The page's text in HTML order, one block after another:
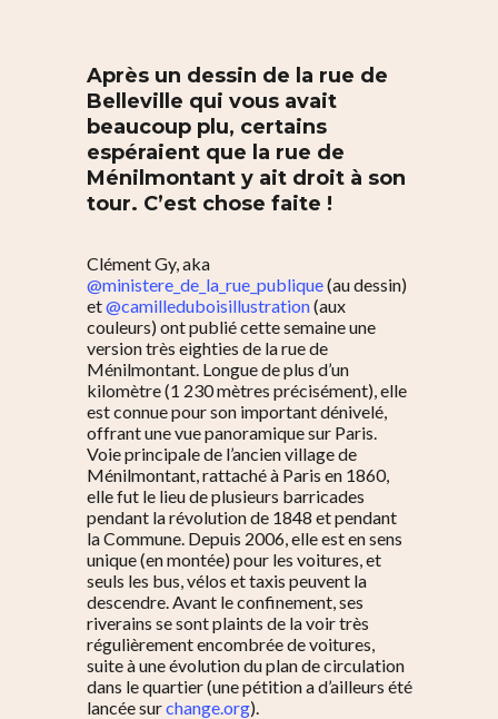
Après un dessin de la rue de
Belleville qui vous avait
beaucoup plu, certains
espéraient que la rue de
Ménilmontant y ait droit à son
tour. C’est chose faite !
Clément Gy, aka
@ministere_de_la_rue_publique(au dessin)
et@camilleduboisillustration(aux
couleurs) ont publié cette semaine une
version très eighties de la rue de
Ménilmontant. Longue de plus d’un
kilomètre (1 230 mètres précisément), elle
est connue pour son important dénivelé,
offrant une vue panoramique sur Paris.
Voie principale de l’ancien village de
Ménilmontant, rattaché à Paris en 1860,
elle fut le lieu de plusieurs barricades
pendant la révolution de 1848 et pendant
la Commune. Depuis 2006, elle est en sens
unique (en montée) pour les voitures, et
seuls les bus, vélos et taxis peuvent la
descendre. Avant le confinement, ses
riverains se sont plaints de la voir très
régulièrement encombrée de voitures,
suite à une évolution du plan de circulation
dans le quartier (une pétition a d’ailleurs été
lancée surchange.org).